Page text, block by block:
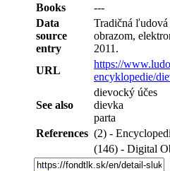
Books
---
Data
source
entry
Tradičná ľudová
obrazom,
2011.
URL
https://
encyklopedie/
See also
dievocký účes
dievka
parta
References (2) -
(146) - Digital